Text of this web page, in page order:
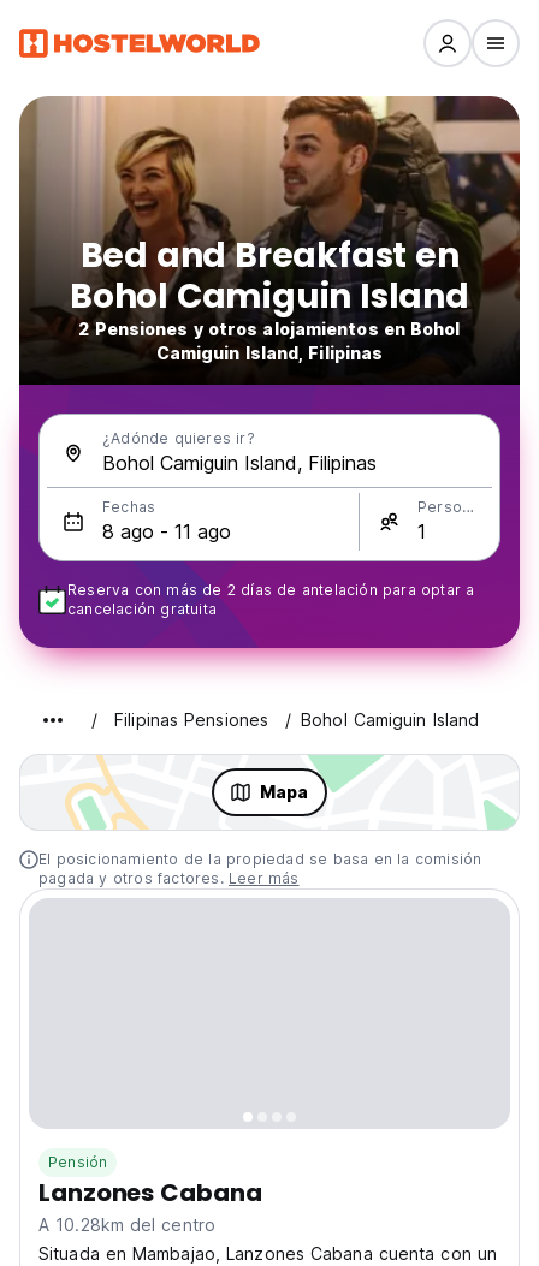
Bed and Breakfast en
Bohol Camiguin Island
2 Pensiones y otros alojamientos en Bohol
Camiguin Island, Filipinas
¿Adónde quieres ir?
Fechas Personas
Reserva con más de 2 días de antelación para optar a
cancelación gratuita
Filipinas Pensiones Bohol Camiguin Island
Mapa
El posicionamiento de la propiedad se basa en la comisión
pagada y otros factores. Leer más
Pensión
Lanzones Cabana
A 10.28km del centro
Situada en Mambajao, Lanzones Cabana cuenta con un